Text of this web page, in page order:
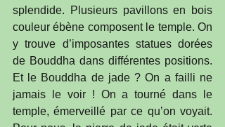
splendide. Plusieurs pavillons en bois
couleur ébène composent le temple. On
y trouve d’imposantes statues dorées
de Bouddha dans différentes positions.
Et le Bouddha de jade ? On a failli ne
jamais le voir ! On a tourné dans le
temple, émerveillé par ce qu’on voyait.